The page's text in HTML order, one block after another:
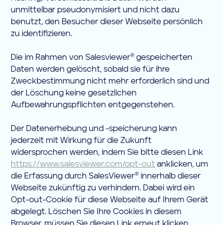
unmittelbar pseudonymisiert und nicht dazu
benutzt, den Besucher dieser Webseite persönlich
zu identifizieren.
Die im Rahmen von Salesviewer® gespeicherten
Daten werden gelöscht, sobald sie für ihre
Zweckbestimmung nicht mehr erforderlich sind und
der Löschung keine gesetzlichen
Aufbewahrungspflichten entgegenstehen.
Der Datenerhebung und -speicherung kann
jederzeit mit Wirkung für die Zukunft
widersprochen werden, indem Sie bitte diesen Link
https://www.salesviewer.com/opt-out anklicken, um
die Erfassung durch SalesViewer® innerhalb dieser
Webseite zukünftig zu verhindern. Dabei wird ein
Opt-out-Cookie für diese Webseite auf Ihrem Gerät
abgelegt. Löschen Sie Ihre Cookies in diesem